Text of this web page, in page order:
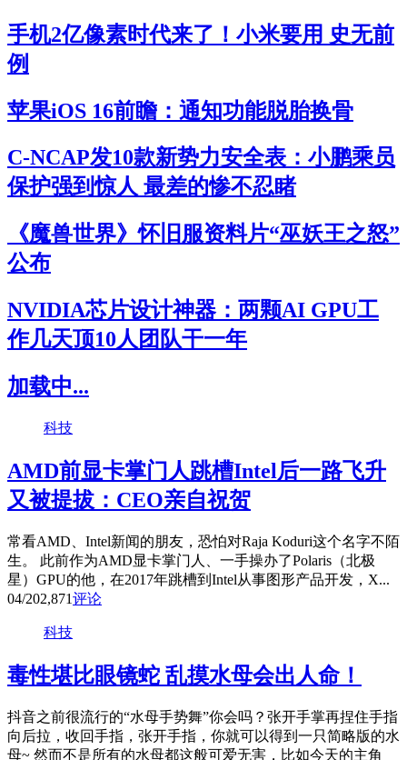
手机2亿像素时代来了！小米要用 史无前
例
苹果iOS 16前瞻：通知功能脱胎换骨
C-NCAP发10款新势力安全表：小鹏乘员
保护强到惊人 最差的惨不忍睹
《魔兽世界》怀旧服资料片“巫妖王之怒”
公布
NVIDIA芯片设计神器：两颗AI GPU工
作几天顶10人团队干一年
加载中...
科技
AMD前显卡掌门人跳槽Intel后一路飞升
又被提拔：CEO亲自祝贺
常看AMD、Intel新闻的朋友，恐怕对Raja Koduri这个名字不陌
生。 此前作为AMD显卡掌门人、一手操办了Polaris（北极
星）GPU的他，在2017年跳槽到Intel从事图形产品开发，X...
04/202,871评论
科技
毒性堪比眼镜蛇 乱摸水母会出人命！
抖音之前很流行的“水母手势舞”你会吗？张开手掌再捏住手指
向后拉，收回手指，张开手指，你就可以得到一只简略版的水
母~ 然而不是所有的水母都这般可爱无害，比如今天的主角